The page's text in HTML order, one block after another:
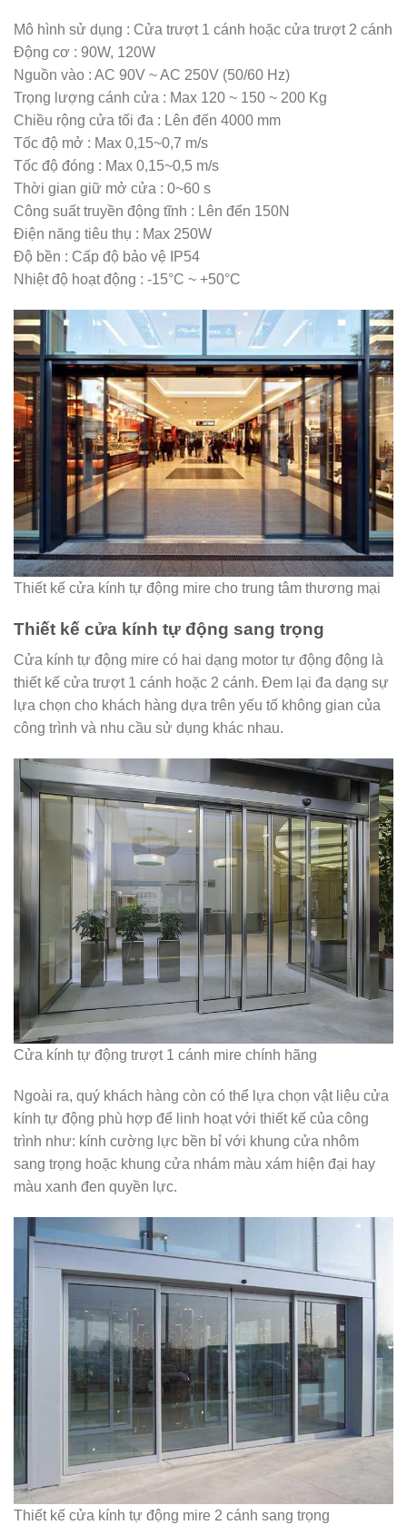
Mô hình sử dụng : Cửa trượt 1 cánh hoặc cửa trượt 2 cánh
Động cơ : 90W, 120W
Nguồn vào : AC 90V ~ AC 250V (50/60 Hz)
Trọng lượng cánh cửa : Max 120 ~ 150 ~ 200 Kg
Chiều rộng cửa tối đa : Lên đến 4000 mm
Tốc độ mở : Max 0,15~0,7 m/s
Tốc độ đóng : Max 0,15~0,5 m/s
Thời gian giữ mở cửa : 0~60 s
Công suất truyền động tĩnh : Lên đến 150N
Điện năng tiêu thụ : Max 250W
Độ bền : Cấp độ bảo vệ IP54
Nhiệt độ hoạt động : -15°C ~ +50°C
Thiết kế cửa kính tự động mire cho trung tâm thương mại
Thiết kế cửa kính tự động sang trọng
Cửa kính tự động mire có hai dạng motor tự động động là
thiết kế cửa trượt 1 cánh hoặc 2 cánh. Đem lại đa dạng sự
lựa chọn cho khách hàng dựa trên yếu tố không gian của
công trình và nhu cầu sử dụng khác nhau.
Cửa kính tự động trượt 1 cánh mire chính hãng
Ngoài ra, quý khách hàng còn có thể lựa chọn vật liệu cửa
kính tự động phù hợp để linh hoạt với thiết kế của công
trình như: kính cường lực bền bỉ với khung cửa nhôm
sang trọng hoặc khung cửa nhám màu xám hiện đại hay
màu xanh đen quyền lực.
Thiết kế cửa kính tự động mire 2 cánh sang trọng